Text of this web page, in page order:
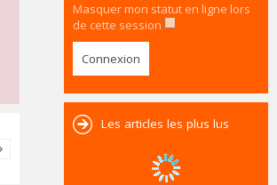
Masquer mon statut en ligne lors
de cette session
Les articles les plus lus